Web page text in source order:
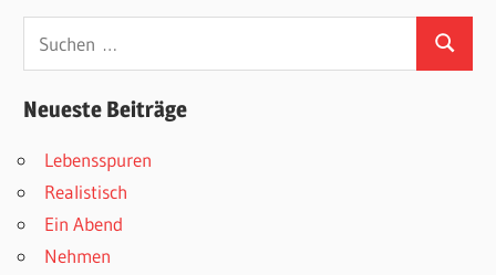
Suchen
Neueste Beiträge
Lebensspuren
Realistisch
Ein Abend
Nehmen